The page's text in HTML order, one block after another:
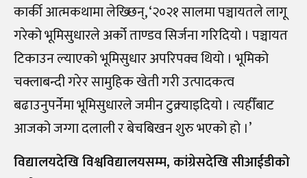
कार्की आत्मकथामा लेख्छिन्, ‘२०२१ सालमा पञ्चायतले लागू
गरेको भूमिसुधारले अर्को ताण्डव सिर्जना गरिदियो । पञ्चायत
टिकाउन ल्याएको भूमिसुधार अपरिपक्व थियो । भूमिको
चक्लाबन्दी गरेर सामुहिक खेती गरी उत्पादकत्व
बढाउनुपर्नेमा भूमिसुधारले जमीन टुक्र्याइदियो । त्यहीँबाट
आजको जग्गा दलाली र बेचबिखन शुरु भएको हो ।’
विद्यालयदेखि विश्वविद्यालयसम्म, कांग्रेसदेखि सीआईडीको